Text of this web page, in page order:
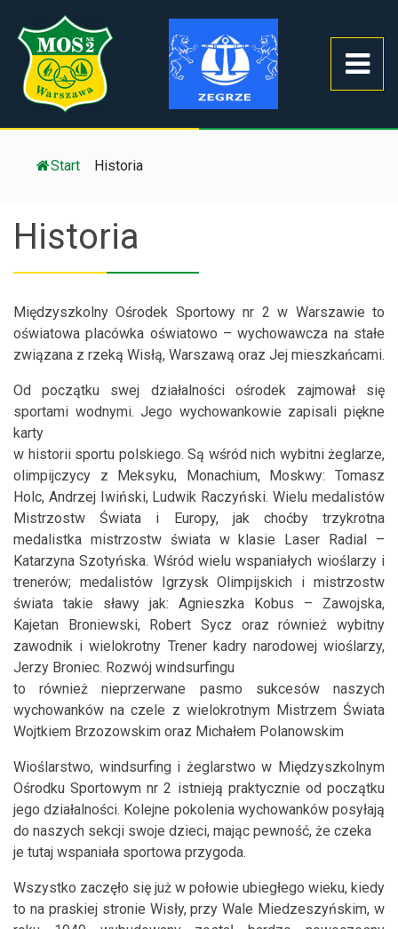
Start Historia
Historia
Międzyszkolny Ośrodek Sportowy nr 2 w Warszawie to
oświatowa placówka oświatowo – wychowawcza na stałe
związana z rzeką Wisłą, Warszawą oraz Jej mieszkańcami.
Od początku swej działalności ośrodek zajmował się
sportami wodnymi. Jego wychowankowie zapisali piękne
karty
w historii sportu polskiego. Są wśród nich wybitni żeglarze,
olimpijczycy z Meksyku, Monachium, Moskwy: Tomasz
Holc, Andrzej Iwiński, Ludwik Raczyński. Wielu medalistów
Mistrzostw Świata i Europy, jak choćby trzykrotna
medalistka mistrzostw świata w klasie Laser Radial –
Katarzyna Szotyńska. Wśród wielu wspaniałych wioślarzy i
trenerów; medalistów Igrzysk Olimpijskich i mistrzostw
świata takie sławy jak: Agnieszka Kobus – Zawojska,
Kajetan Broniewski, Robert Sycz oraz również wybitny
zawodnik i wielokrotny Trener kadry narodowej wioślarzy,
Jerzy Broniec. Rozwój windsurfingu
to również nieprzerwane pasmo sukcesów naszych
wychowanków na czele z wielokrotnym Mistrzem Świata
Wojtkiem Brzozowskim oraz Michałem Polanowskim
Wioślarstwo, windsurfing i żeglarstwo w Międzyszkolnym
Ośrodku Sportowym nr 2 istnieją praktycznie od początku
jego działalności. Kolejne pokolenia wychowanków posyłają
do naszych sekcji swoje dzieci, mając pewność, że czeka
je tutaj wspaniała sportowa przygoda.
Wszystko zaczęło się już w połowie ubiegłego wieku, kiedy
to na praskiej stronie Wisły, przy Wale Miedzeszyńskim, w